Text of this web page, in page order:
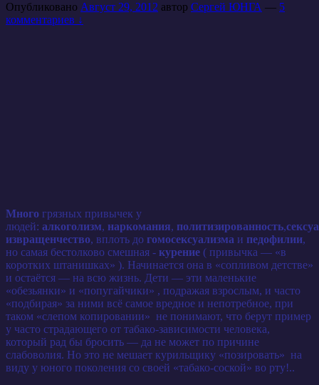
Опубликовано Август 29, 2012 автор Сергей ЮНГА — 5
комментариев ↓
Много грязных привычек у
людей: алкоголизм, наркомания, политизированность,
извращенчество, вплоть до гомосексуализма и педофилии,
но самая бестолково смешная - курение ( привычка — «в
коротких штанишках» ). Начинается она в «сопливом детстве»
и остаётся — на всю жизнь. Дети — эти маленькие
«обезьянки» и «попугайчики» , подражая взрослым, и часто
«подбирая» за ними всё самое вредное и непотребное, при
таком «слепом копировании» не понимают, что берут пример
у часто страдающего от табако-зависимости человека,
который рад бы бросить — да не может по причине
слабоволия. Но это не мешает курильщику «позировать» на
виду у юного поколения со своей «табако-соской» во рту!..